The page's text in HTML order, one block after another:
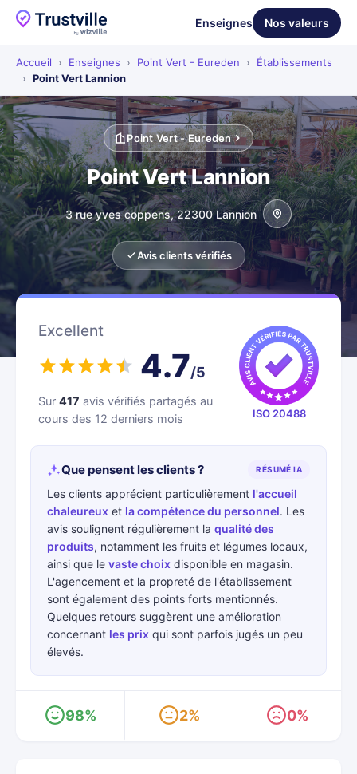
Enseignes Nos valeurs
Accueil › Enseignes › Point Vert - Eureden ›
Établissements
› Point Vert Lannion
Point Vert - Eureden
Point Vert Lannion
3 rue yves coppens, 22300 Lannion
Avis clients vérifiés
Excellent
4.7/5
Sur 417 avis vérifiés partagés au
cours des 12 derniers mois
ISO 20488
Que pensent les clients ? RÉSUMÉ IA
Les clients apprécient particulièrement l'accueil
chaleureux et la compétence du personnel. Les
avis soulignent régulièrement la qualité des
produits, notamment les fruits et légumes locaux,
ainsi que le vaste choix disponible en magasin.
L'agencement et la propreté de l'établissement
sont également des points forts mentionnés.
Quelques retours suggèrent une amélioration
concernant les prix qui sont parfois jugés un peu
élevés.
98% 2% 0%